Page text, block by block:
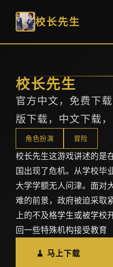
校长先生
校长先生
官方中文，免费下
版下载，中文下载
角色扮演 冒险
校长先生这游戏讲述的是
国出现了危机。从学校毕
大学学额无人问津。面对
难的前景，政府被迫采取
上的不及格学生或被学校
回一些特殊机构接受教育
🧹 马上下载